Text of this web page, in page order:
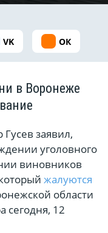
VK ОК
в Воронеже
заявил,
уголовного
виновников
жалуются
области
сегодня, 12